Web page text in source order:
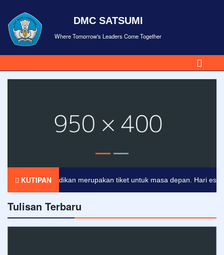
DMC SATSUMI
Where Tomorrow's Leaders Come Together
KUTIPAN
Pendidikan merupakan tiket untuk masa depan. Hari esok
Tulisan Terbaru